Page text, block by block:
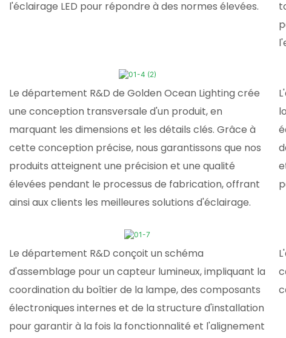
l'éclairage LED pour répondre à des normes élevées.
Le département R&D de Golden Ocean Lighting crée
une conception transversale d'un produit, en
marquant les dimensions et les détails clés. Grâce à
cette conception précise, nous garantissons que nos
produits atteignent une précision et une qualité
élevées pendant le processus de fabrication, offrant
ainsi aux clients les meilleures solutions d'éclairage.
Le département R&D conçoit un schéma
d'assemblage pour un capteur lumineux, impliquant la
coordination du boîtier de la lampe, des composants
électroniques internes et de la structure d'installation
pour garantir à la fois la fonctionnalité et l'alignement